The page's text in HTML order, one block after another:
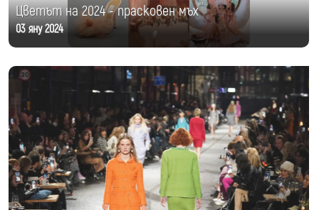
Цветът на 2024 - прасковен мъх
03 яну 2024